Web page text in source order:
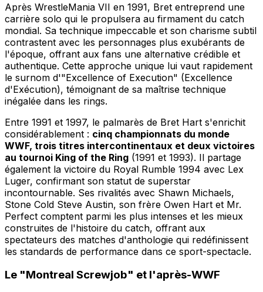
Après WrestleMania VII en 1991, Bret entreprend une
carrière solo qui le propulsera au firmament du catch
mondial. Sa technique impeccable et son charisme subtil
contrastent avec les personnages plus exubérants de
l'époque, offrant aux fans une alternative crédible et
authentique. Cette approche unique lui vaut rapidement
le surnom d'"Excellence of Execution" (Excellence
d'Exécution), témoignant de sa maîtrise technique
inégalée dans les rings.
Entre 1991 et 1997, le palmarès de Bret Hart s'enrichit
considérablement : cinq championnats du monde
WWF, trois titres intercontinentaux et deux victoires
au tournoi King of the Ring (1991 et 1993). Il partage
également la victoire du Royal Rumble 1994 avec Lex
Luger, confirmant son statut de superstar
incontournable. Ses rivalités avec Shawn Michaels,
Stone Cold Steve Austin, son frère Owen Hart et Mr.
Perfect comptent parmi les plus intenses et les mieux
construites de l'histoire du catch, offrant aux
spectateurs des matches d'anthologie qui redéfinissent
les standards de performance dans ce sport-spectacle.
Le "Montreal Screwjob" et l'après-WWF